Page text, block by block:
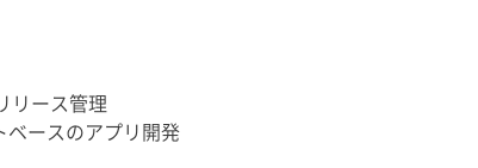
リース管理
ベースのアプリ開発